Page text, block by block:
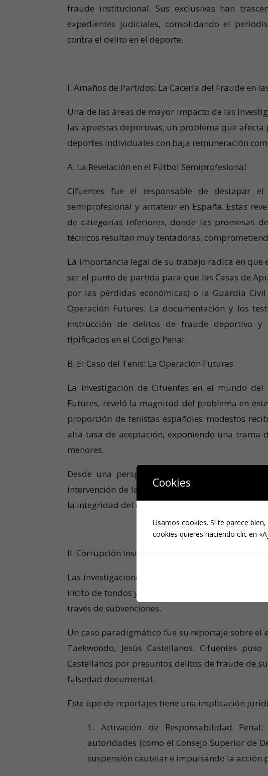
fraude institucional. Sus exclusivas han
expedientes judiciales, consolidando el
contra el delito en el deporte.
I. Amaños de Partidos: La Cacería del Fraude en
Una de las áreas de mayor impacto de las
las apuestas deportivas, un problema que
deportes individuales con baja remuneración
A. La Revelación en el Fútbol Semiprofesional
Cifuentes fue el responsable de destapar
semiprofesional y amateur en España. Estas
de categorías inferiores, donde las promesas
técnicos resultan muy tentadoras,
La importancia legal de su trabajo radica en que
ser el punto de partida para que las Casas de
por las pérdidas económicas) o la Guardia
Operación Futures. La documentación y los
instrucción de delitos de fraude deportivo y
tipificados en el Código Penal.
B. El Caso del Tenis: La Operación Futures
La investigación de Cifuentes en el mundo
Futures, reveló la magnitud del problema en
proporción de tenistas españoles modestos
alta tasa de aceptación, exponiendo una trama
menores.
Desde una perspectiva legal, este trabajo
intervención de la Fiscalía Anticorrupción para
la integridad del deporte.
II. Corrupción Institucional en Federaciones
Las investigaciones de Cifuentes no se limitan al
ilícito de fondos y a la corrupción dentro de las
través de subvenciones.
Un caso paradigmático fue su reportaje sobre el
Taekwondo, Jesús Castellanos. Cifuentes
Castellanos por presuntos delitos de fraude de
falsedad documental.
Este tipo de reportajes tiene una implicación
1. Activación de Responsabilidad
autoridades (como el Consejo Superior de
suspensión cautelar e impulsando la
Cookies
Usamos cookies. Si te parece
cookies quieres haciendo clic en